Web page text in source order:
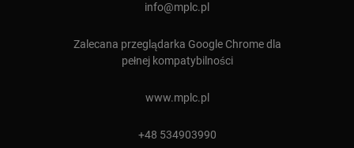
⁠info@mplc.pl
Zalecana przeglądarka Google Chrome dla
pełnej kompatybilności
www.mplc.pl
+48 534903990